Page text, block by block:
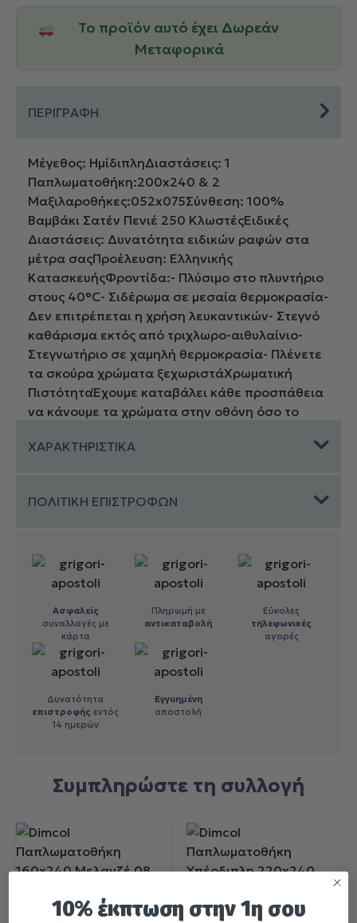
Ημίδιπλη
200x240
Το προϊόν αυτό έχει Δωρεάν
Μεταφορικά
ΠΕΡΙΓΡΑΦΗ
Μέγεθος: ΗμίδιπληΔιαστάσεις: 1
Παπλωματοθήκη:200x240 & 2
Μαξιλαροθήκες:052x075Σύνθεση: 100%
Βαμβάκι Σατέν Πενιέ 250 ΚλωστέςΕιδικές
Διαστάσεις: Δυνατότητα ειδικών ραφών στα
μέτρα σαςΠροέλευση: Ελληνικής
ΚατασκευήςΦροντίδα:- Πλύσιμο στο πλυντήριο
στους 40°C- Σιδέρωμα σε μεσαία θερμοκρασία-
Δεν επιτρέπεται η χρήση λευκαντικών- Στεγνό
καθάρισμα εκτός από τριχλωρο-αιθυλαίνιο-
Στεγνωτήριο σε χαμηλή θερμοκρασία- Πλένετε
τα σκούρα χρώματα ξεχωριστάΧρωματική
ΠιστότηταΈχουμε καταβάλει κάθε προσπάθεια
να κάνουμε τα χρώματα στην οθόνη όσο το
πραγματικότητα.Δυστυχώς δεν μπορούμε να
οθόνη ενδέχεται να διαφέρουν ανάλογα με τις
επικοινωνήσετε μαζί μας πριν προβείτε σε
αγορά προϊόντων.
ΧΑΡΑΚΤΗΡΙΣΤΙΚΑ
ΠΟΛΙΤΙΚΗ ΕΠΙΣΤΡΟΦΩΝ
Ασφαλείς
συναλλαγές με
κάρτα
Πληρωμή με
αντικαταβολή
Εύκολες
τηλεφωνικές
αγορές
Δυνατότητα
επιστροφής εντός
14 ημερών
Εγγυημένη
αποστολή
Συμπληρώστε τη συλλογή
DIMCOL10% έκπτωση στην 1η σου